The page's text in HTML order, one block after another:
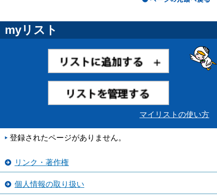
myリスト
マイリストの使い方
登録されたページがありません。
リンク・著作権
個人情報の取り扱い